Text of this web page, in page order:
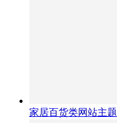
家居百货类网站主题